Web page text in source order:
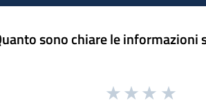
sono chiare le informazioni